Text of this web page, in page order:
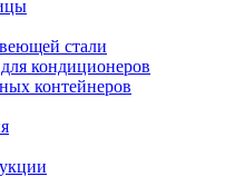
стали
кондиционеров
контейнеров